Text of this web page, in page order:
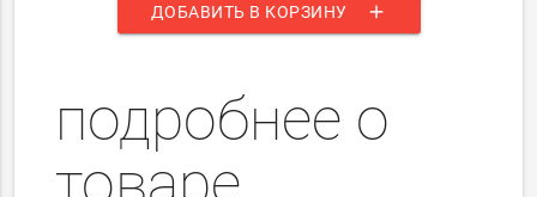
ДОБАВИТЬ В КОРЗИНУ add
подробнее о